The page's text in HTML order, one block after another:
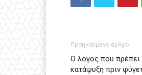
Προηγούμενο άρθρο
Ο λόγος που πρέπει
κατάψυξη πριν